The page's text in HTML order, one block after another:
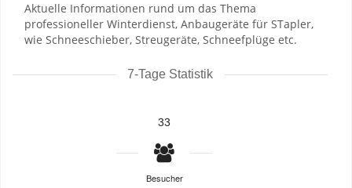
Aktuelle Informationen rund um das Thema
professioneller Winterdienst, Anbaugeräte für STapler,
wie Schneeschieber, Streugeräte, Schneefplüge etc.
7-Tage Statistik
33
Besucher